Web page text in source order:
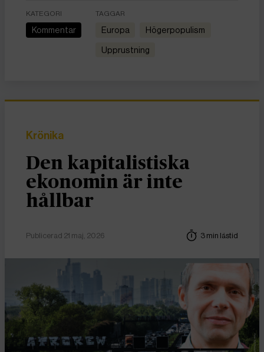
KATEGORI
Kommentar
TAGGAR
Europa högerpopulism
upprustning
Krönika
Den kapitalistiska
ekonomin är inte
hållbar
Publicerad 21 maj, 2026 3 min lästid